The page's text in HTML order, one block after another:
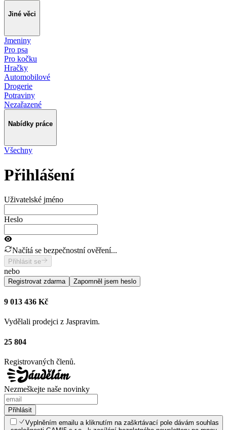
Jiné věci
Jmeniny
Pro psa
Pro kočku
Hračky
Automobilové
Drogerie
Potraviny
Nezařazené
Nabídky práce
Všechny
Přihlášení
Uživatelské jméno
Heslo
Načítá se bezpečnostní ověření...
Přihlásit se
nebo
Registrovat zdarma Zapomněl jsem heslo
9 013 436 Kč
Vydělali prodejci z Jaspravim.
25 804
Registrovaných členů.
Nezmeškejte naše novinky
Přihlásit
Vyplněním emailu a kliknutím na zaškrtávací pole dávám souhlas